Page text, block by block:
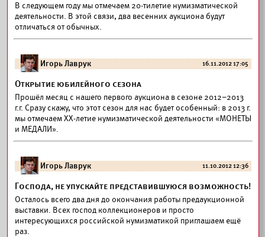
В следующем году мы отмечаем 20-тилетие нумизматической
деятельности. В этой связи, два весенних аукциона будут
отличаться от обычных.
Игорь Лаврук 16.11.2012 17:05
Открытие юбилейного сезона
Прошёл месяц с нашего первого аукциона в cезоне 2012–2013
г.г. Сразу скажу, что этот сезон для нас будет особенный: в 2013 г.
мы отмечаем XX-летие нумизматической деятельности «МОНЕТЫ
и МЕДАЛИ».
Игорь Лаврук 11.10.2012 12:36
Господа, не упускайте представившуюся возможность!
Осталось всего два дня до окончания работы предаукционной
выставки. Всех господ коллекционеров и просто
интересующихся российской нумизматикой приглашаем ещё
раз.